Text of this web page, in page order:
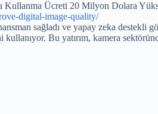
Kullanma Ücreti 20 Milyon Dolara
digital-image-quality/
sağladı ve yapay zeka
Bu yatırım, kamera